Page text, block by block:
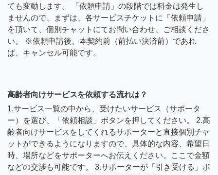
ても変動します。 「依頼申請」の段階では料金は発生し
ませんので、まずは、各サービスチケットに「依頼申請」
を頂いて、個別チャットにてお問い合わせ、ご相談くださ
い。 ※依頼申請後、本契約前（前払い決済前）であれ
ば、キャンセル可能です。
高齢者向けサービスを依頼する流れは？
1.サービス一覧の中から、受けたいサービス（サポータ
ー）を選び、「依頼相談」ボタンを押してください。 2.高
齢者向けサービスをしてくれるサポーターと直接個別チャ
ットができるようになりますので、具体的な内容、希望日
時、場所などをサポーターへお伝えください。ここで金額
などの交渉も可能です。 3.サポーターが「引き受ける」ボ